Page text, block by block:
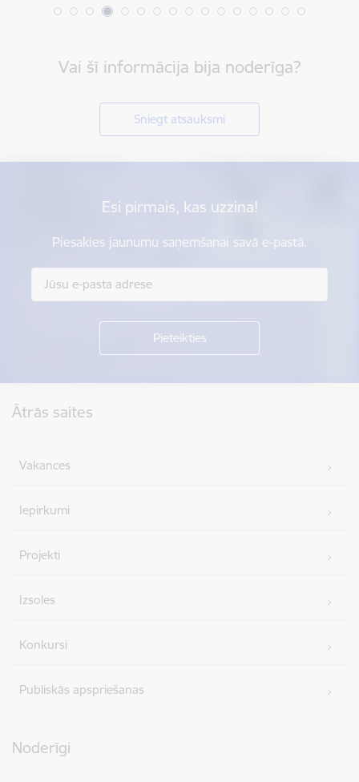
Vai šī informācija bija noderīga?
Sniegt atsauksmi
Esi pirmais, kas uzzina!
Piesakies jaunumu saņemšanai savā e-pastā.
Ātrās saites
Vakances
Iepirkumi
Projekti
Izsoles
Konkursi
Publiskās apspriešanas
Noderīgi